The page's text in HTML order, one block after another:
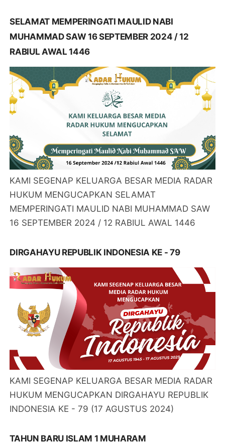
SELAMAT MEMPERINGATI MAULID NABI
MUHAMMAD SAW 16 SEPTEMBER 2024 / 12
RABIUL AWAL 1446
KAMI SEGENAP KELUARGA BESAR MEDIA RADAR
HUKUM MENGUCAPKAN SELAMAT
MEMPERINGATI MAULID NABI MUHAMMAD SAW
16 SEPTEMBER 2024 / 12 RABIUL AWAL 1446
DIRGAHAYU REPUBLIK INDONESIA KE - 79
KAMI SEGENAP KELUARGA BESAR MEDIA RADAR
HUKUM MENGUCAPKAN DIRGAHAYU REPUBLIK
INDONESIA KE - 79 (17 AGUSTUS 2024)
TAHUN BARU ISLAM 1 MUHARAM